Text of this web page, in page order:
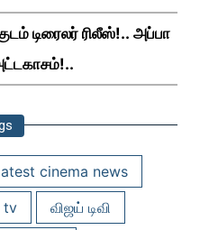
டிரைலர் ரிலீஸ்!.. அப்பா
cinema news
tv
விஜய் டிவி